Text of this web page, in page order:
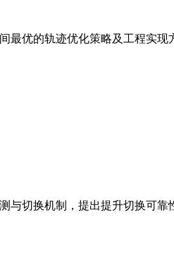
最优的轨迹优化策略及工程实现
切换机制，提出提升切换可靠